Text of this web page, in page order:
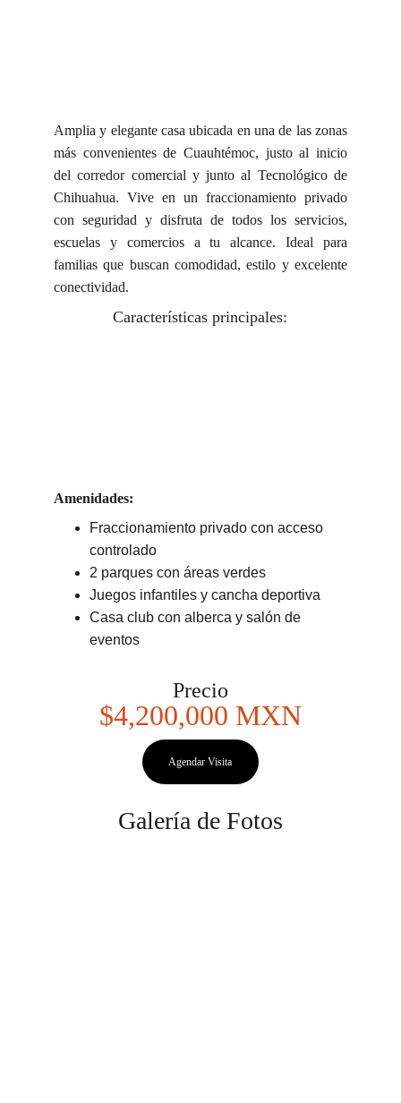
Amplia y elegante casa ubicada en una de las zonas
más convenientes de Cuauhtémoc, justo al inicio
del corredor comercial y junto al Tecnológico de
Chihuahua. Vive en un fraccionamiento privado
con seguridad y disfruta de todos los servicios,
escuelas y comercios a tu alcance. Ideal para
familias que buscan comodidad, estilo y excelente
conectividad.
Precio
Amenidades:
Fraccionamiento privado con acceso
controlado
2 parques con áreas verdes
Juegos infantiles y cancha deportiva
Casa club con alberca y salón de
eventos
Características principales:
$4,200,000 MXN
Agendar Visita
Galería de Fotos